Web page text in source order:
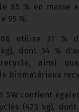
85 % en masse
95 %.
utilise 31 %
kg), dont 34 %
recyclé, ainsi
biomatériaux
SW contient
(423 kg),